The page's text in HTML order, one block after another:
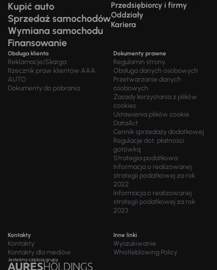
Kupić auto
Sprzedaż samochodów
Wymiana samochodu
Finansowanie
Przedsiębiorcy i firmy
Oddziały
Kariera
Obsługa klienta
Reklamacje/Skarga
Rzecznik praw klientów AAA
AUTO
Dokumenty do pobrania
Dokumenty prawne
Regulamin strony
Obsługa danych osobowych
Przetwarzanie danych
osobowych
Zasady korzystania z plików
cookies
Ustawienia plików cookie
DataAct
Cennik sprzedaży dodatkowej
Regulacje dot. płatności
gotówką
Strategia podatkowa
Informacja o realizowanej
strategii podatkowej za rok
2022
Informacja o realizowanej
strategii podatkowej za rok
2023
Kontakty
Kontakty
Kontakty dla mediów
Inne linki
Wyszukiwanie
Whistleblowing Policy
Jesteśmy częścią grupy